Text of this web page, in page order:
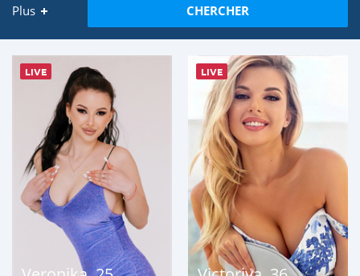
Plus CHERCHER
LIVE LIVE